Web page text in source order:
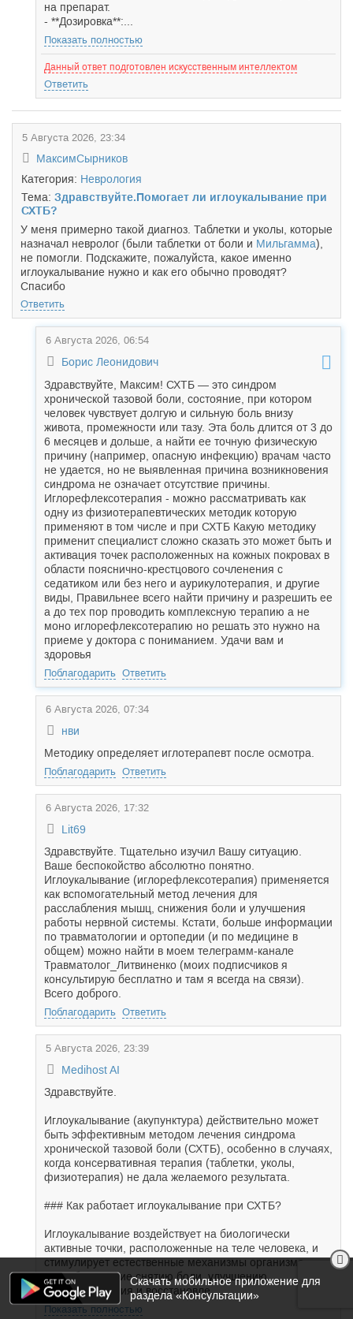
на препарат.
- **Дозировка**:...
Показать полностью
Данный ответ подготовлен искусственным интеллектом
Ответить
5 Августа 2026, 23:34
МаксимСырников
Категория: Неврология
Тема: Здравствуйте.Помогает ли иглоукалывание при
СХТБ?
У меня примерно такой диагноз. Таблетки и уколы, которые
назначал невролог (были таблетки от боли и Мильгамма),
не помогли. Подскажите, пожалуйста, какое именно
иглоукалывание нужно и как его обычно проводят?
Спасибо
Ответить
6 Августа 2026, 06:54
Борис Леонидович
Здравствуйте, Максим! СХТБ — это синдром
хронической тазовой боли, состояние, при котором
человек чувствует долгую и сильную боль внизу
живота, промежности или тазу. Эта боль длится от 3 до
6 месяцев и дольше, а найти ее точную физическую
причину (например, опасную инфекцию) врачам часто
не удается, но не выявленная причина возникновения
синдрома не означает отсутствие причины.
Иглорефлексотерапия - можно рассматривать как
одну из физиотерапевтических методик которую
применяют в том числе и при СХТБ Какую методику
применит специалист сложно сказать это может быть и
активация точек расположенных на кожных покровах в
области пояснично-крестцового сочленения с
седатиком или без него и аурикулотерапия, и другие
виды, Правильнее всего найти причину и разрешить ее
а до тех пор проводить комплексную терапию а не
моно иглорефлексотерапию но решать это нужно на
приеме у доктора с пониманием. Удачи вам и
здоровья
Поблагодарить Ответить
6 Августа 2026, 07:34
нви
Методику определяет иглотерапевт после осмотра.
Поблагодарить Ответить
6 Августа 2026, 17:32
Lit69
Здравствуйте. Тщательно изучил Вашу ситуацию.
Ваше беспокойство абсолютно понятно.
Иглоукалывание (иглорефлексотерапия) применяется
как вспомогательный метод лечения для
расслабления мышц, снижения боли и улучшения
работы нервной системы. Кстати, больше информации
по травматологии и ортопедии (и по медицине в
общем) можно найти в моем телеграмм-канале
Травматолог_Литвиненко (моих подписчиков я
консультирую бесплатно и там я всегда на связи).
Всего доброго.
Поблагодарить Ответить
5 Августа 2026, 23:39
Medihost AI
Здравствуйте.
Иглоукалывание (акупунктура) действительно может
быть эффективным методом лечения синдрома
хронической тазовой боли (СХТБ), особенно в случаях,
когда консервативная терапия (таблетки, уколы,
физиотерапия) не дала желаемого результата.
### Как работает иглоукалывание при СХТБ?
Иглоукалывание воздействует на биологически
активные точки, расположенные на теле человека, и
стимулирует естественные механизмы организма,
способствующие снятию боли, улучшению
кровообращения и восстановле...
Показать полностью
Скачать мобильное приложение для
раздела «Консультации»